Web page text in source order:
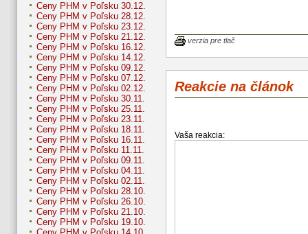
Ceny PHM v Poľsku 30.12.
Ceny PHM v Poľsku 28.12.
Ceny PHM v Poľsku 23.12.
Ceny PHM v Poľsku 21.12.
Ceny PHM v Poľsku 16.12.
Ceny PHM v Poľsku 14.12.
Ceny PHM v Poľsku 09.12.
Ceny PHM v Poľsku 07.12.
Ceny PHM v Poľsku 02.12.
Ceny PHM v Poľsku 30.11.
Ceny PHM v Poľsku 25.11.
Ceny PHM v Poľsku 23.11.
Ceny PHM v Poľsku 18.11.
Ceny PHM v Poľsku 16.11.
Ceny PHM v Poľsku 11.11.
Ceny PHM v Poľsku 09.11.
Ceny PHM v Poľsku 04.11.
Ceny PHM v Poľsku 02.11.
Ceny PHM v Poľsku 28.10.
Ceny PHM v Poľsku 26.10.
Ceny PHM v Poľsku 21.10.
Ceny PHM v Poľsku 19.10.
verzia pre tlač
Reakcie na článok
Vaša reakcia: